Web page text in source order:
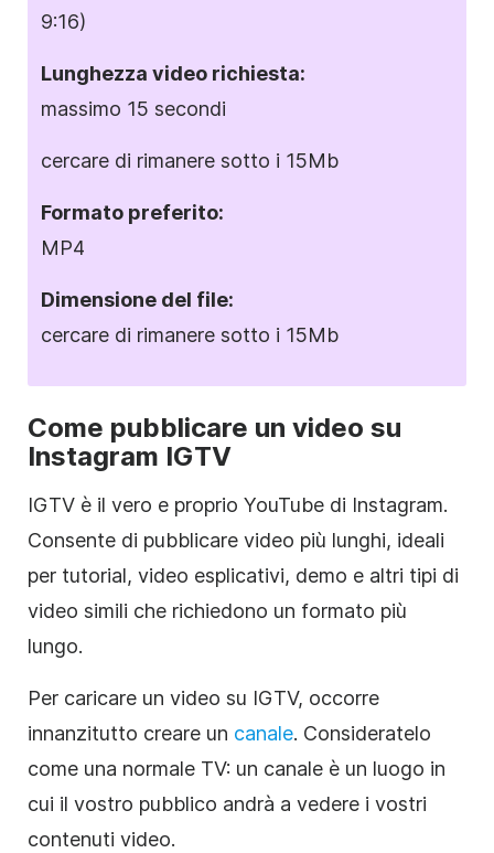
9:16)
Lunghezza video richiesta:
massimo 15 secondi
cercare di rimanere sotto i 15Mb
Formato preferito:
MP4
Dimensione del file:
cercare di rimanere sotto i 15Mb
Come pubblicare un video su
Instagram IGTV
IGTV è il vero e proprio YouTube di Instagram.
Consente di pubblicare video più lunghi, ideali
per tutorial, video esplicativi, demo e altri tipi di
video simili che richiedono un formato più
lungo.
Per caricare un video su IGTV, occorre
innanzitutto creare un canale. Consideratelo
come una normale TV: un canale è un luogo in
cui il vostro pubblico andrà a vedere i vostri
contenuti video.